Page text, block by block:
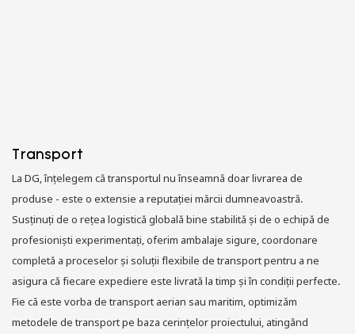
Transport
La DG, înțelegem că transportul nu înseamnă doar livrarea de
produse - este o extensie a reputației mărcii dumneavoastră.
Susținuți de o rețea logistică globală bine stabilită și de o echipă de
profesioniști experimentați, oferim ambalaje sigure, coordonare
completă a proceselor și soluții flexibile de transport pentru a ne
asigura că fiecare expediere este livrată la timp și în condiții perfecte.
Fie că este vorba de transport aerian sau maritim, optimizăm
metodele de transport pe baza cerințelor proiectului, atingând